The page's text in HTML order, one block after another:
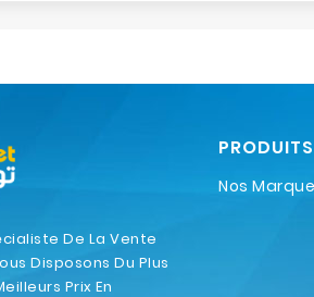
De La Vente
Disposons Du Plus
Prix En
PRODUITS
Nos